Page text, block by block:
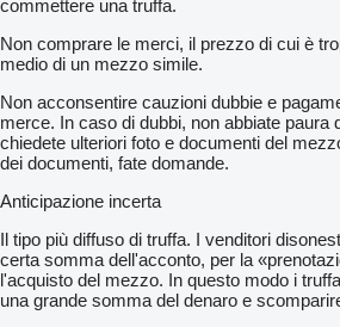
commettere una truffa.
Non comprare le merci, il prezzo di cui è
medio di un mezzo simile.
Non acconsentire cauzioni dubbie e
merce. In caso di dubbi, non abbiate paura
chiedete ulteriori foto e documenti del
dei documenti, fate domande.
Anticipazione incerta
Il tipo più diffuso di truffa. I venditori
certa somma dell'acconto, per la
l'acquisto del mezzo. In questo modo i
una grande somma del denaro e